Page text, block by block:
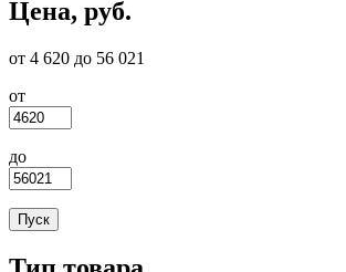
Цена, руб.
от 4 620 до 56 021
от
до